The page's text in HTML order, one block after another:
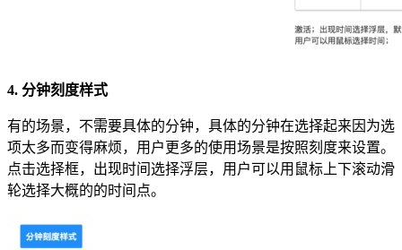
4. 分钟刻度样式
有的场景，不需要具体的分钟，具体的分钟在选择起来因为选
项太多而变得麻烦，用户更多的使用场景是按照刻度来设置。
点击选择框，出现时间选择浮层，用户可以用鼠标上下滚动滑
轮选择大概的的时间点。